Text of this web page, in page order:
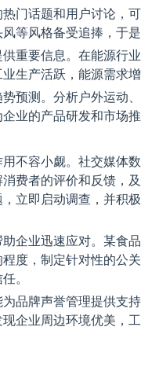
门话题和用户讨论，
等风格备受追捧，于
重要信息。在能源行
生产活跃，能源需求
预测。分析户外运动
业的产品研发和市场推
不容小觑。社交媒体
费者的评价和反馈，
立即启动调查，并积
企业迅速应对。某食
度，制定针对性的公
。
品牌声誉管理提供支
企业周边环境优美，